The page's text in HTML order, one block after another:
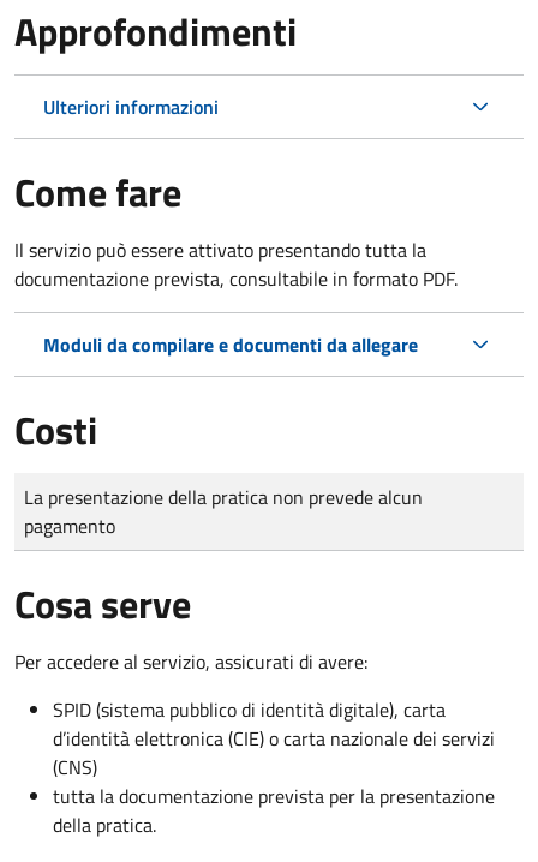
Approfondimenti
Ulteriori informazioni
Come fare
Il servizio può essere attivato presentando tutta la
documentazione prevista, consultabile in formato PDF.
Moduli da compilare e documenti da allegare
Costi
Tipo di pagamento
Importo
La presentazione della pratica non prevede alcun
pagamento
Cosa serve
Per accedere al servizio, assicurati di avere:
SPID (sistema pubblico di identità digitale), carta
d’identità elettronica (CIE) o carta nazionale dei servizi
(CNS)
tutta la documentazione prevista per la presentazione
della pratica.